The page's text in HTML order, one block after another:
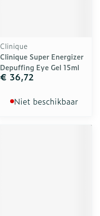
Clinique
Clinique Super Energizer
Depuffing Eye Gel 15ml
€ 36,72
Niet beschikbaar